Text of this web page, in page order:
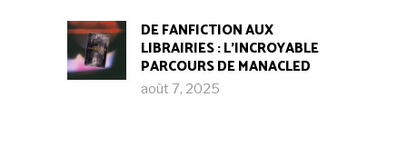
DE FANFICTION AUX
LIBRAIRIES : L’INCROYABLE
PARCOURS DE MANACLED
août 7, 2025